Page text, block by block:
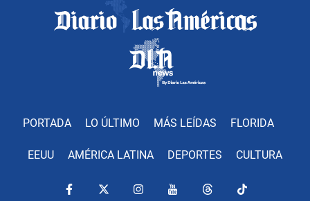
PORTADA LO ÚLTIMO MÁS LEÍDAS FLORIDA
EEUU AMÉRICA LATINA DEPORTES CULTURA